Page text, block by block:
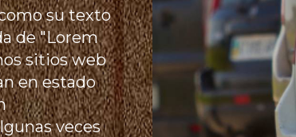
su texto
de "Lorem
sitios web
en estado
veces